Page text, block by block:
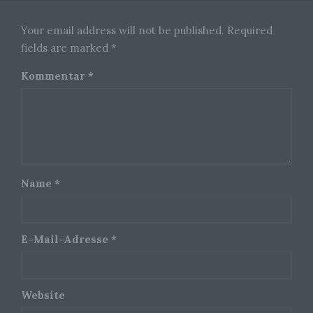
Your email address will not be published. Required
fields are marked *
Kommentar *
Name *
E-Mail-Adresse *
Website
j) Dritter
Behörde, Einrichtung oder andere Stelle außer
der betroffenen Person, dem Verantwortlichen,
k) Einwilligung
Weise und unmissverständlich abgegebene
sie betreffenden personenbezogenen Daten